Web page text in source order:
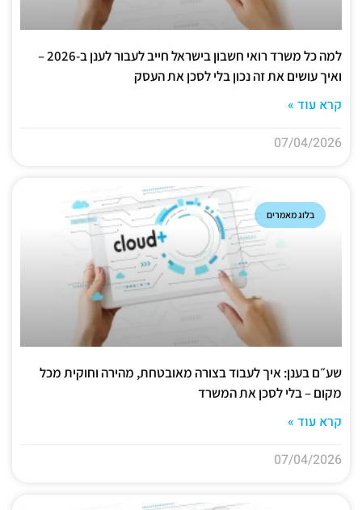
למה כל משרד רואי חשבון בישראל חייב לעבור לענן ב-2026 –
ואיך עושים את זה נכון בלי לסכן את העסק
קרא עוד »
07/04/2026
בלוג מאמרים
שע״ם בענן: איך לעבוד בצורה מאובטחת, מהירה וחוקית מכל
מקום – בלי לסכן את המשרד
קרא עוד »
07/04/2026